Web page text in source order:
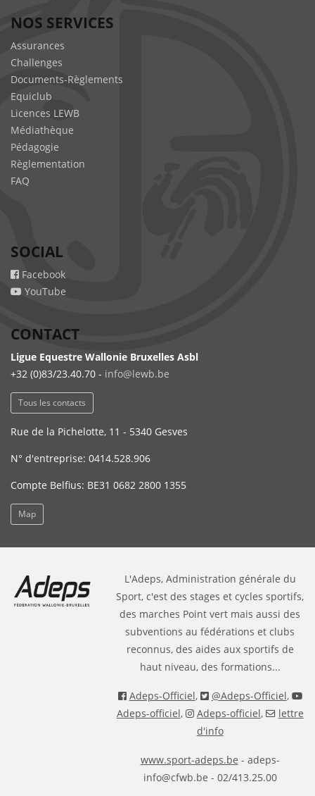
NOS SERVICES
Assurances
Challenges
Documents-Règlements
Equiclub
Licences LEWB
Médiathèque
Pédagogie
Règlementation
FAQ
SOCIAL
Facebook
YouTube
CONTACT
Ligue Equestre Wallonie Bruxelles Asbl
+32 (0)83/23.40.70 - info@lewb.be
Tous les contacts
Rue de la Pichelotte, 11 - 5340 Gesves
N° d'entreprise: 0414.528.906
Compte Belfius: BE31 0682 2800 1355
Map
L'Adeps, Administration générale du
Sport, c'est des stages et cycles sportifs,
des marches Point vert mais aussi des
subventions au fédérations et clubs
reconnus, des aides aux sportifs de
haut niveau, des formations...
Adeps-Officiel, @Adeps-Officiel,
Adeps-officiel, Adeps-officiel,
lettre
d'info
www.sport-adeps.be - adeps-
info@cfwb.be - 02/413.25.00